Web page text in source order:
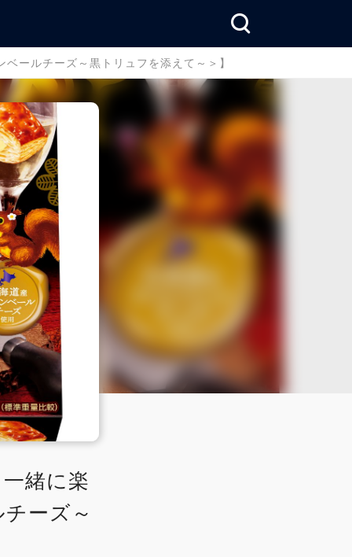
ールチーズ～黒トリュフを添えて～＞】
緒に楽
ーズ～